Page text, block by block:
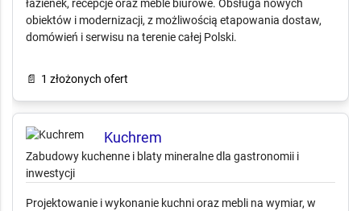
Projektowanie, produkcja i montaż mebli kontraktowych do
inwestycji: kuchnie i aneksy, szafy, garderoby, zabudowy
obiektów i modernizacji, z możliwością etapowania dostaw,
📄 1 złożonych ofert